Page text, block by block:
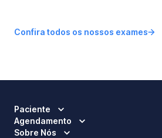
Confira todos os nossos exames
Paciente
Agendamento
Sobre Nós